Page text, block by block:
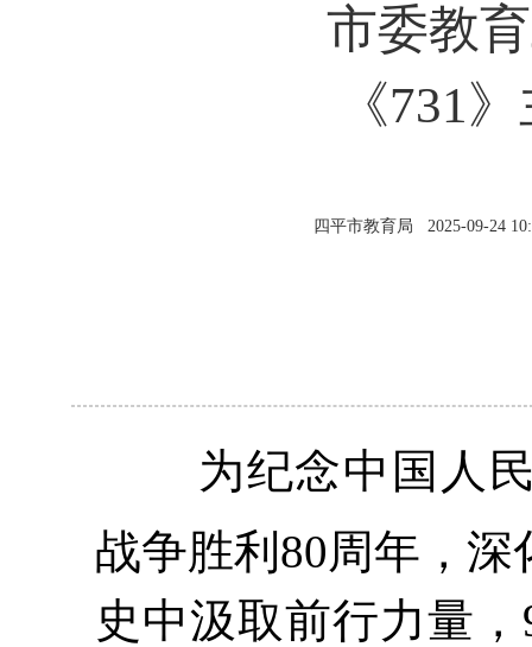
市委教
《731
四平市教育局 2025-09-24
为纪念中国人
战争胜利80周年，
史中汲取前行力量 ，